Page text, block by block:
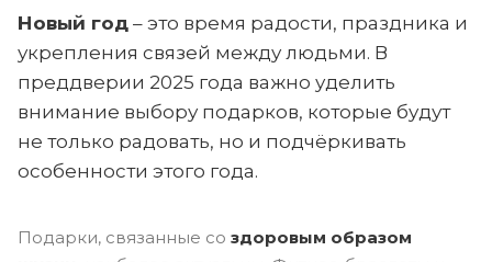
Новый год – это время радости, праздника и
укрепления связей между людьми. В
преддверии 2025 года важно уделить
внимание выбору подарков, которые будут
не только радовать, но и подчёркивать
особенности этого года.
Подарки, связанные со здоровым образом